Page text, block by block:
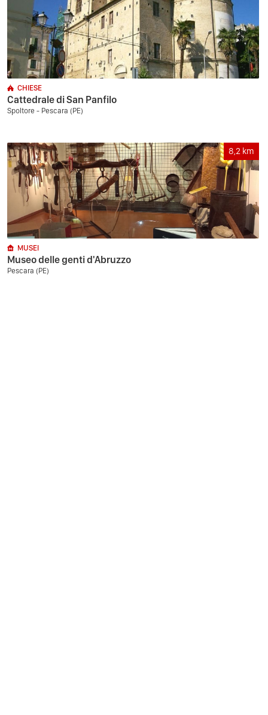
CHIESE
Cattedrale di San Panfilo
Spoltore - Pescara (PE)
8,2 km
MUSEI
Museo delle genti d'Abruzzo
Pescara (PE)